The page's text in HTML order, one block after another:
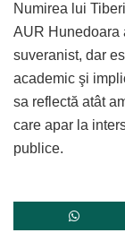
Numirea lui
AUR Hunedoara
suveranist, dar
academic şi
sa reflectă atât
care apar la
publice.